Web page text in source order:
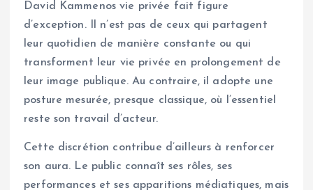
David Kammenos vie privée fait figure
d’exception. Il n’est pas de ceux qui partagent
leur quotidien de manière constante ou qui
transforment leur vie privée en prolongement de
leur image publique. Au contraire, il adopte une
posture mesurée, presque classique, où l’essentiel
reste son travail d’acteur.
Cette discrétion contribue d’ailleurs à renforcer
son aura. Le public connaît ses rôles, ses
performances et ses apparitions médiatiques, mais